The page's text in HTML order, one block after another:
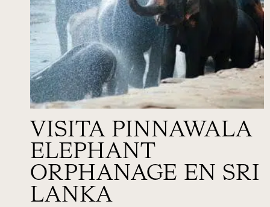
VISITA PINNAWALA
ELEPHANT
ORPHANAGE EN SRI
LANKA